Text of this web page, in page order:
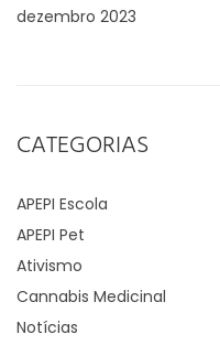
dezembro 2023
CATEGORIAS
APEPI Escola
APEPI Pet
Ativismo
Cannabis Medicinal
Notícias